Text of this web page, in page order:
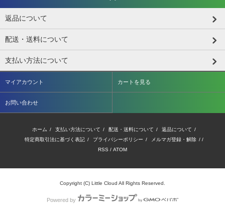
返品について
配送・送料について
支払い方法について
マイアカウント カートを見る
お問い合わせ
ホーム / 支払い方法について / 配送・送料について / 返品について /
特定商取引法に基づく表記 / プライバシーポリシー / メルマガ登録・解除 / /
RSS / ATOM
Copyright (C) Little Cloud All Rights Reserved.
Powered by